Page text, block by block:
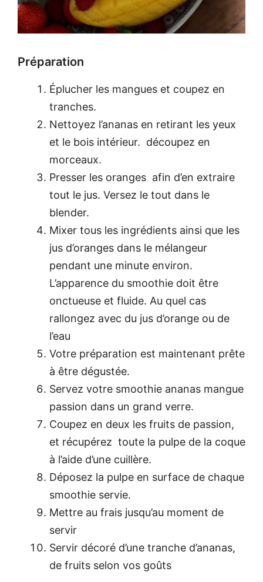
Préparation
Éplucher les mangues et coupez en
tranches.
Nettoyez l’ananas en retirant les yeux
et le bois intérieur. découpez en
morceaux.
Presser les oranges afin d’en extraire
tout le jus. Versez le tout dans le
blender.
Mixer tous les ingrédients ainsi que les
jus d’oranges dans le mélangeur
pendant une minute environ.
L’apparence du smoothie doit être
onctueuse et fluide. Au quel cas
rallongez avec du jus d’orange ou de
l’eau
Votre préparation est maintenant prête
à être dégustée.
Servez votre smoothie ananas mangue
passion dans un grand verre.
Coupez en deux les fruits de passion,
et récupérez toute la pulpe de la coque
à l’aide d’une cuillère.
Déposez la pulpe en surface de chaque
smoothie servie.
Mettre au frais jusqu’au moment de
servir
Servir décoré d’une tranche d’ananas,
de fruits selon vos goûts